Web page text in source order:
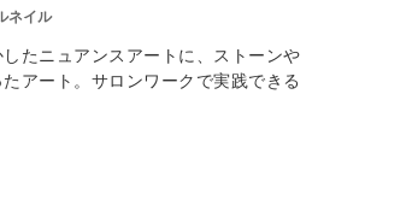
ネイル
たニュアンスアートに、ストーンや
アート。サロンワークで実践できる